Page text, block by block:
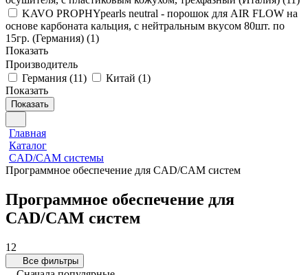
KAVO PROPHYpearls neutral - порошок для AIR FLOW на
основе карбоната кальция, с нейтральным вкусом 80шт. по
15гр. (Германия) (1)
Показать
Производитель
Германия (11) Китай (1)
Показать
Показать
Главная
Каталог
CAD/CAM системы
Программное обеспечение для CAD/CAM систем
Программное обеспечение для
CAD/CAM систем
12
Все фильтры